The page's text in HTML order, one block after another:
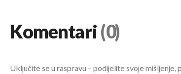
Komentari (0)
Uključite se u raspravu – podijelite svoje mišljenje,